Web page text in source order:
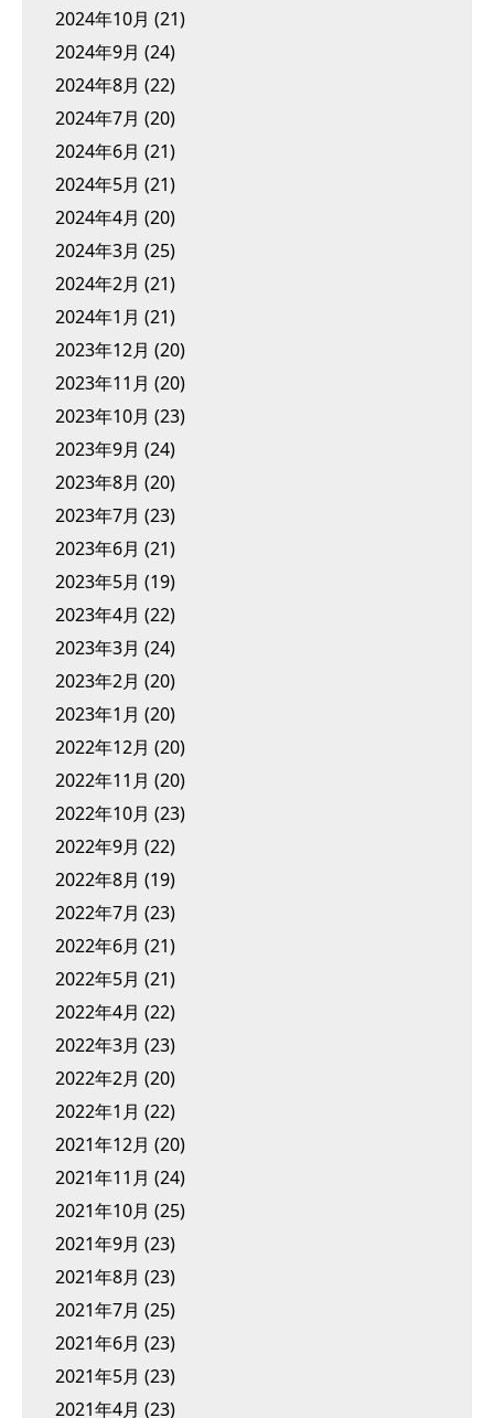
2024年10月 (21)
2024年9月 (24)
2024年8月 (22)
2024年7月 (20)
2024年6月 (21)
2024年5月 (21)
2024年4月 (20)
2024年3月 (25)
2024年2月 (21)
2024年1月 (21)
2023年12月 (20)
2023年11月 (20)
2023年10月 (23)
2023年9月 (24)
2023年8月 (20)
2023年7月 (23)
2023年6月 (21)
2023年5月 (19)
2023年4月 (22)
2023年3月 (24)
2023年2月 (20)
2023年1月 (20)
2022年12月 (20)
2022年11月 (20)
2022年10月 (23)
2022年9月 (22)
2022年8月 (19)
2022年7月 (23)
2022年6月 (21)
2022年5月 (21)
2022年4月 (22)
2022年3月 (23)
2022年2月 (20)
2022年1月 (22)
2021年12月 (20)
2021年11月 (24)
2021年10月 (25)
2021年9月 (23)
2021年8月 (23)
2021年7月 (25)
2021年6月 (23)
2021年5月 (23)
2021年4月 (23)